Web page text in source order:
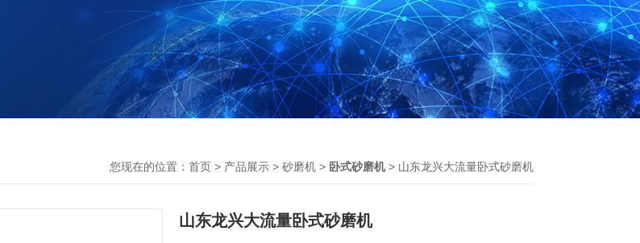
您现在的位置： 首页 > 产品展示 > 砂磨机 > 卧式砂磨机> 山东龙兴大流量卧式砂磨机
山东龙兴大流量卧式砂磨机